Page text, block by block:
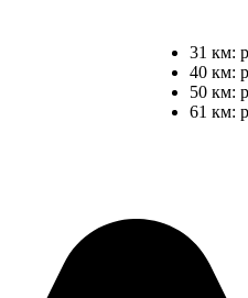
31 км:
40 км:
50 км:
61 км: